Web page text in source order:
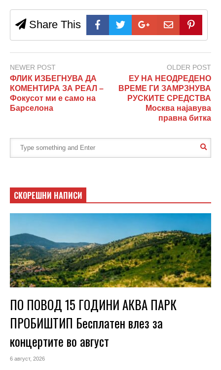
Share This
NEWER POST
ФЛИК ИЗБЕГНУВА ДА
КОМЕНТИРА ЗА РЕАЛ –
Фокусот ми е само на
Барселона
OLDER POST
ЕУ НА НЕОДРЕДЕНО
ВРЕМЕ ГИ ЗАМРЗНУВА
РУСКИТЕ СРЕДСТВА
Москва најавува
правна битка
СКОРЕШНИ НАПИСИ
ПО ПОВОД 15 ГОДИНИ АКВА ПАРК
ПРОБИШТИП Бесплатен влез за
концертите во август
6 август, 2026